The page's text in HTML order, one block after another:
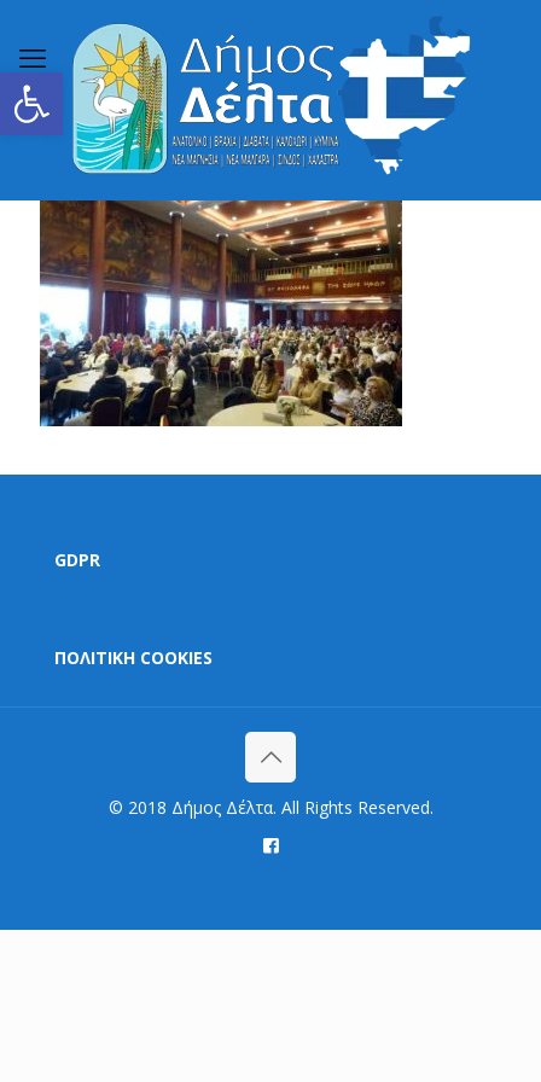
Ανοίξτε τη γραμμή εργαλείων
GDPR
ΠΟΛΙΤΙΚΗ COOKIES
© 2018 Δήμος Δέλτα. All Rights Reserved.